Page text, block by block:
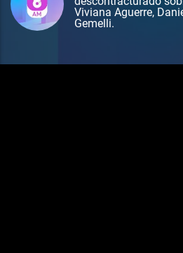
Viviana Aguerre,
Gemelli.